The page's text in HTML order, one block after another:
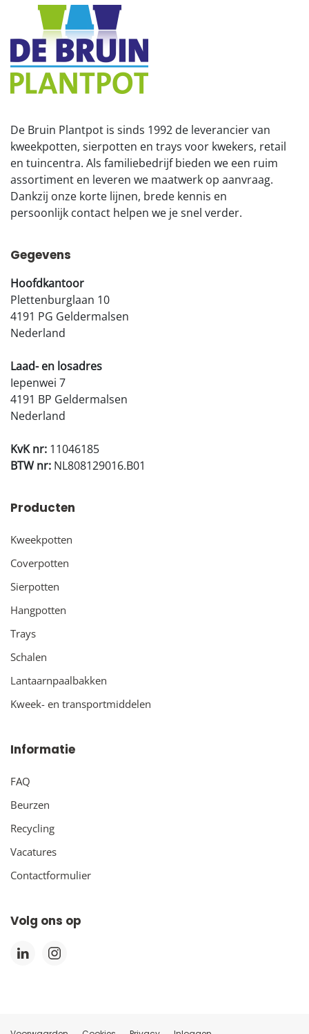
De Bruin Plantpot is sinds 1992 de leverancier van
kweekpotten, sierpotten en trays voor kwekers, retail
en tuincentra. Als familiebedrijf bieden we een ruim
assortiment en leveren we maatwerk op aanvraag.
Dankzij onze korte lijnen, brede kennis en
persoonlijk contact helpen we je snel verder.
Gegevens
Hoofdkantoor
Plettenburglaan 10
4191 PG Geldermalsen
Nederland
Laad- en losadres
Iepenwei 7
4191 BP Geldermalsen
Nederland
KvK nr: 11046185
BTW nr: NL808129016.B01
Producten
Kweekpotten
Coverpotten
Sierpotten
Hangpotten
Trays
Schalen
Lantaarnpaalbakken
Kweek- en transportmiddelen
Informatie
FAQ
Beurzen
Recycling
Vacatures
Contactformulier
Volg ons op